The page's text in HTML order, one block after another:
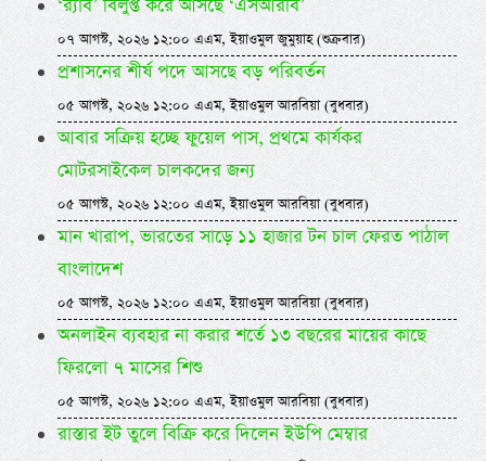
‘র‍্যাব’ বিলুপ্ত করে আসছে ‘এসআরবি’
০৭ আগস্ট, ২০২৬ ১২:০০ এএম, ইয়াওমুল জুমুয়াহ (শুক্রবার)
প্রশাসনের শীর্ষ পদে আসছে বড় পরিবর্তন
০৫ আগস্ট, ২০২৬ ১২:০০ এএম, ইয়াওমুল আরবিয়া (বুধবার)
আবার সক্রিয় হচ্ছে ফুয়েল পাস, প্রথমে কার্যকর
মোটরসাইকেল চালকদের জন্য
০৫ আগস্ট, ২০২৬ ১২:০০ এএম, ইয়াওমুল আরবিয়া (বুধবার)
মান খারাপ, ভারতের সাড়ে ১১ হাজার টন চাল ফেরত পাঠাল
বাংলাদেশ
০৫ আগস্ট, ২০২৬ ১২:০০ এএম, ইয়াওমুল আরবিয়া (বুধবার)
অনলাইন ব্যবহার না করার শর্তে ১৩ বছরের মায়ের কাছে
ফিরলো ৭ মাসের শিশু
০৫ আগস্ট, ২০২৬ ১২:০০ এএম, ইয়াওমুল আরবিয়া (বুধবার)
রাস্তার ইট তুলে বিক্রি করে দিলেন ইউপি মেম্বার